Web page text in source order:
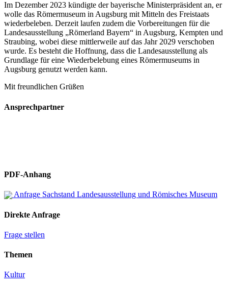
Im Dezember 2023 kündigte der bayerische Ministerpräsident an, er
wolle das Römermuseum in Augsburg mit Mitteln des Freistaats
wiederbeleben. Derzeit laufen zudem die Vorbereitungen für die
Landesausstellung „Römerland Bayern“ in Augsburg, Kempten und
Straubing, wobei diese mittlerweile auf das Jahr 2029 verschoben
wurde. Es besteht die Hoffnung, dass die Landesausstellung als
Grundlage für eine Wiederbelebung eines Römermuseums in
Augsburg genutzt werden kann.
Mit freundlichen Grüßen
Ansprechpartner
PDF-Anhang
Anfrage Sachstand Landesausstellung und Römisches Museum
Direkte Anfrage
Frage stellen
Themen
Kultur